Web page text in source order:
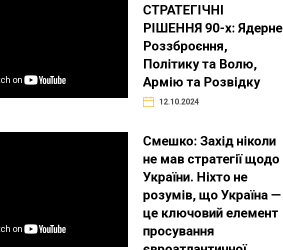
СТРАТЕГІЧНІ
РІШЕННЯ 90-х: Ядерне
Роззброєння,
Політику та Волю,
Армію та Розвідку
12.10.2024
Смешко: Захід ніколи
не мав стратегії щодо
України. Ніхто не
розумів, що Україна —
це ключовий елемент
просування